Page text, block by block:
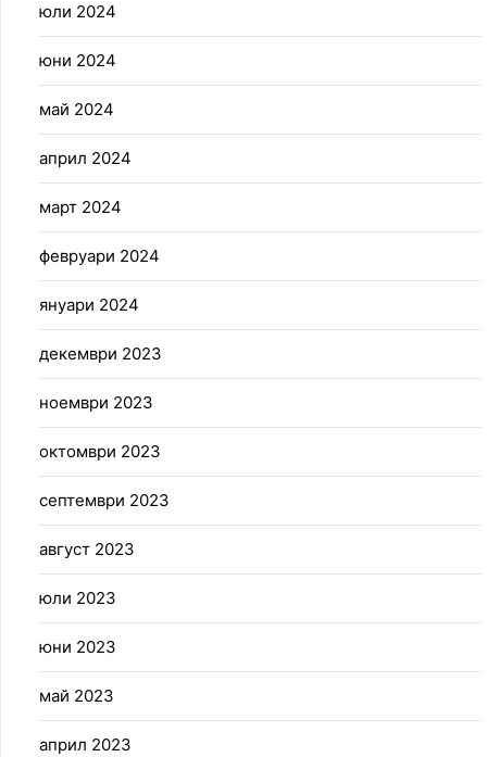
юли 2024
юни 2024
май 2024
април 2024
март 2024
февруари 2024
януари 2024
декември 2023
ноември 2023
октомври 2023
септември 2023
август 2023
юли 2023
юни 2023
май 2023
април 2023